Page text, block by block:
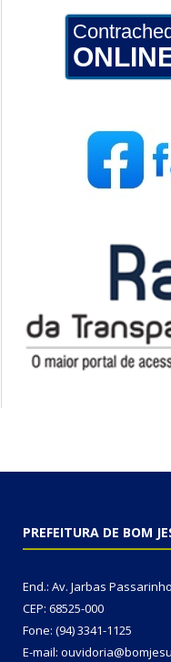
PREFEITURA DE BOM
End.: Av. Jarbas
CEP: 68525-000
Fone: (94) 3341-1125
E-mail: